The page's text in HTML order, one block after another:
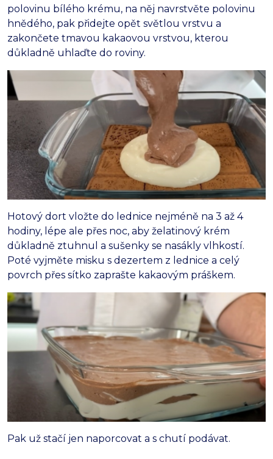
polovinu bílého krému, na něj navrstvěte polovinu
hnědého, pak přidejte opět světlou vrstvu a
zakončete tmavou kakaovou vrstvou, kterou
důkladně uhlaďte do roviny.
Hotový dort vložte do lednice nejméně na 3 až 4
hodiny, lépe ale přes noc, aby želatinový krém
důkladně ztuhnul a sušenky se nasákly vlhkostí.
Poté vyjměte misku s dezertem z lednice a celý
povrch přes sítko zaprašte kakaovým práškem.
Pak už stačí jen naporcovat a s chutí podávat.